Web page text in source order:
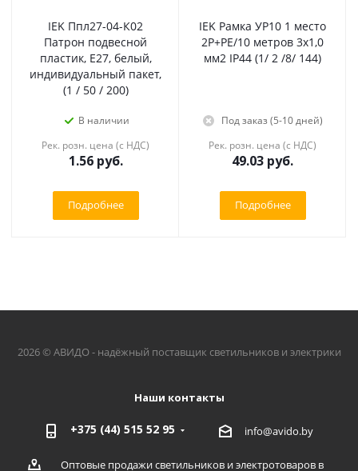
IEK Ппл27-04-К02
Патрон подвесной
пластик, E27, белый,
индивидуальный пакет,
(1 / 50 / 200)
В наличии
Рек. розн. цена (с НДС)
1.56руб.
Подробнее
IEK Рамка УР10 1 место
2Р+PE/10 метров 3х1,0
мм2 IP44 (1/ 2 /8/ 144)
Под заказ (5-10 дней)
Рек. розн. цена (с НДС)
49.03 руб.
Подробнее
2026 © АВИДО - надёжный поставщик светильников и электрики
Наши контакты
+375 (44) 515 52 95 info@avido.by
Оптовые продажи светильников и электротоваров в